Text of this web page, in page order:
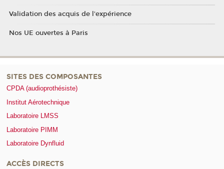
Validation des acquis de l'expérience
Nos UE ouvertes à Paris
SITES DES COMPOSANTES
CPDA (audioprothésiste)
Institut Aérotechnique
Laboratoire LMSS
Laboratoire PIMM
Laboratoire Dynfluid
ACCÈS DIRECTS